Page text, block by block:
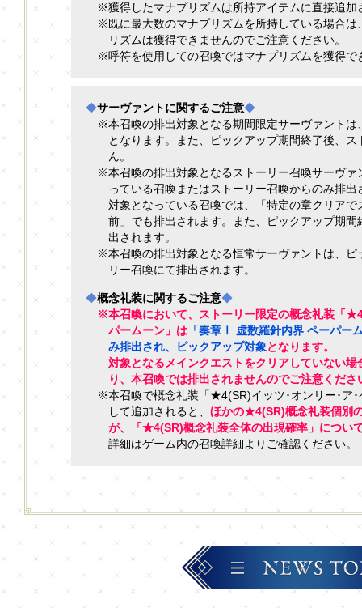
※獲得したマナプリズムは所持アイテムに直接追加
※既に最大数のマナプリズムを所持している場合は
リズムは獲得できませんのでご注意ください。
※呼符を使用しての召喚ではマナプリズムを獲得で
◆サーヴァントに関するご注意◆
※本召喚の排出対象となる期間限定サーヴァントは
となります。また、ピックアップ期間終了後、
ん。
※本召喚の排出対象となるストーリー召喚サーヴァ
っている召喚またはストーリー召喚からのみ排
対象となっている召喚では、「特定の章クリア
前」でも排出されます。また、ピックアップ期
出されます。
※本召喚の排出対象となる恒常サーヴァントは、ピ
リー召喚にて排出されます。
◆概念礼装に関するご注意◆
※本召喚において、ストーリー限定の概念礼装「
パームーン」は 「奏章Ⅰ 虚数羅針内界 ペーパー
み排出され、ピックアップ対象となります。
対象となるメインクエストをクリアしていない
り、本召喚では排出されませんのでご注意くださ
※本召喚で概念礼装「★4(SR)イッツ･オンリー･ア･
して追加されると、ほかの★4(SR)概念礼装個別
が、「★4(SR)概念礼装全体の出現確率」につい
詳細はゲーム内の召喚詳細よりご確認ください。